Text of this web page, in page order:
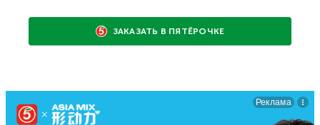
ЗАКАЗАТЬ В ПЯТЁРОЧКЕ